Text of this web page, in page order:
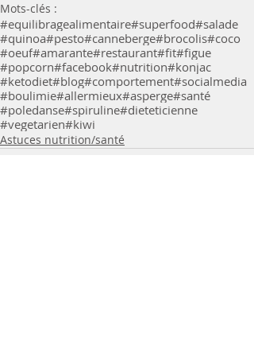
Mots-clés :
#equilibragealimentaire#superfood#salade
#quinoa#pesto#canneberge#brocolis#coco
#oeuf#amarante#restaurant#fit#figue
#popcorn#facebook#nutrition#konjac
#ketodiet#blog#comportement#socialmedia
#boulimie#allermieux#asperge#santé
#poledanse#spiruline#dieteticienne
#vegetarien#kiwi
Astuces nutrition/santé